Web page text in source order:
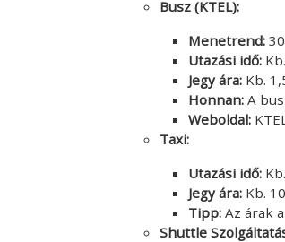
Busz (KTEL):
Menetrend:
Utazási idő:
Jegy ára: Kb.
Honnan: A
Weboldal:
Taxi:
Utazási idő:
Jegy ára: Kb.
Tipp: Az árak
Shuttle